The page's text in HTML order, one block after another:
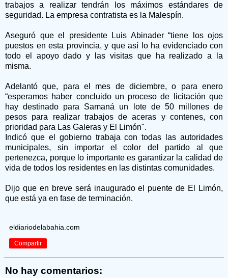
trabajos a realizar tendrán los máximos estándares de
seguridad. La empresa contratista es la Malespín.
Aseguró que el presidente Luis Abinader “tiene los ojos
puestos en esta provincia, y que así lo ha evidenciado con
todo el apoyo dado y las visitas que ha realizado a la
misma.
Adelantó que, para el mes de diciembre, o para enero
“esperamos haber concluido un proceso de licitación que
hay destinado para Samaná un lote de 50 millones de
pesos para realizar trabajos de aceras y contenes, con
prioridad para Las Galeras y El Limón".
Indicó que el gobierno trabaja con todas las autoridades
municipales, sin importar el color del partido al que
pertenezca, porque lo importante es garantizar la calidad de
vida de todos los residentes en las distintas comunidades.
Dijo que en breve será inaugurado el puente de El Limón,
que está ya en fase de terminación.
eldiariodelabahia.com
Compartir
No hay comentarios: